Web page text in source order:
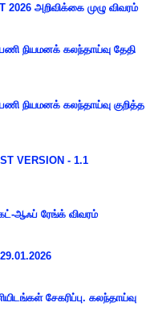
2026 அறிவிக்கை முழு விவரம்
நியமனக் கலந்தாய்வு தேதி
நியமனக் கலந்தாய்வு குறித்த
VERSION - 1.1
ஆஃப் ரேங்க் விவரம்
சேகரிப்பு. கலந்தாய்வு